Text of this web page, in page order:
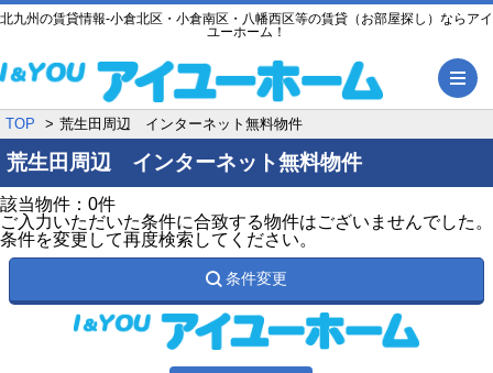
北九州の賃貸情報-小倉北区・小倉南区・八幡西区等の賃貸（お部屋探し）ならアイ
ユーホーム！
TOP 荒生田周辺 インターネット無料物件
荒生田周辺 インターネット無料物件
該当物件：0件
ご入力いただいた条件に合致する物件はございませんでした。
条件を変更して再度検索してください。
条件変更